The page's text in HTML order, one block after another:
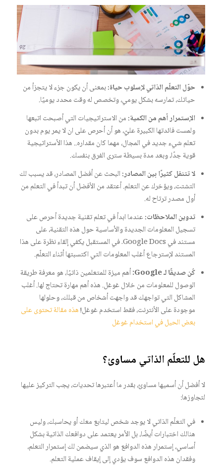
حوّل التعلّم الذاتي لإسلوب حياة:بمعنى أن يكون جزء لا يتجزأ من
حياتك، تمارسه بشكل يومي، وتخصص له وقت محدد يوميًا.
الإستمرار أهم من الكمية:من الاستراتيجيات التي أصبحت اتبعها
ولمست فائدتها الكبيرة عليّ، هو أن أحرص على ان لا يمر يوم بدون
تعلم شيء جديد في المجال، مهما كان مقداره.. هذا الأستراتيجية
قوية جدًا، وبعد مدة بسيطة سترى الفرق بنفسك.
لا تتنقل كثيرًا بين المصادر:البحث عن أفضل المصادر، قد يسبب لك
التشتت، ويؤخرك عن التعلم. أعتقد من الأفضل أن تبدأ في التعلم من
أول مصدر ترتاح له.
تدوين الملاحظات:عندما ابدأ في تعلم تقنية جديدة أحرص على
تسجيل المعلومات الجديدة والأساسية حول هذه التقنية، على
مستند في Google Docs. في المستقبل يكفي إلقاء نظرة على هذا
المستند لإسترجاع أغلب المعلومات التي اكتسبتها أثناء التعلّم.
كُن صديقًا لـ Google:
أهم ميزة للمتعلمين ذاتيًا، هو معرفة طريقة
الوصول للمعلومات من خلال غوغل. هذه أهم مهارة تحتاج لها. أغلب
المشاكل التي تواجهك قد واجهت أشخاص من قبلك، وحلولها
موجودة على الأنترنت، فقط استخدم غوغل!هذه مقالة تحتوى على
بعض الحيل في استخدام غوغل
هل للتعلّم الذاتي مساوئ؟
لا أفضل أن أسميها مساوئ، بقدر ما أعتبرها تحديات، يجب التركيز عليها
لتجاوزها:
في التعلّم الذاتي لا يوجد شخص ليتابع معك أو يحاسبك، وليس
هنالك اختبارات أيضًا، بل الأمر يعتمد على دوافعك الذاتية بشكل
أساسي، إستمرار هذه الدوافع هو الذي سيضمن لك إستمرار التعلم،
وفقدان هذه الدوافع سوف يؤدي إلى إيقاف عملية التعلم.